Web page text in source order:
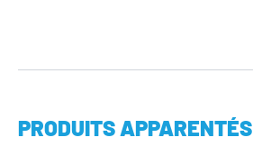
PRODUITS APPARENTÉS